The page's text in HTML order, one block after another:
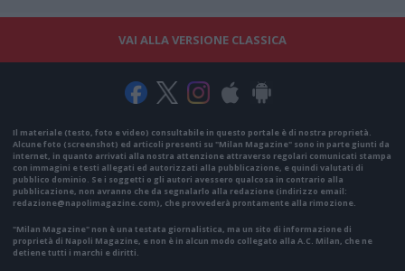
VAI ALLA VERSIONE CLASSICA
Il materiale (testo, foto e video) consultabile in questo portale è di nostra proprietà.
Alcune foto (screenshot) ed articoli presenti su "Milan Magazine" sono in parte giunti da
internet, in quanto arrivati alla nostra attenzione attraverso regolari comunicati stampa
con immagini e testi allegati ed autorizzati alla pubblicazione, e quindi valutati di
pubblico dominio. Se i soggetti o gli autori avessero qualcosa in contrario alla
pubblicazione, non avranno che da segnalarlo alla redazione (indirizzo email:
redazione@napolimagazine.com), che provvederà prontamente alla rimozione.
"Milan Magazine" non è una testata giornalistica, ma un sito di informazione di
proprietà di Napoli Magazine, e non è in alcun modo collegato alla A.C. Milan, che ne
detiene tutti i marchi e diritti.